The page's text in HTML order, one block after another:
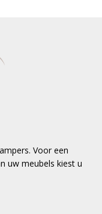
Voor een
uw meubels kiest u